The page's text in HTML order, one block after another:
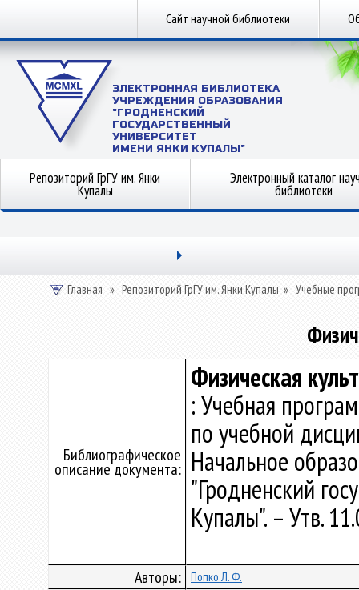
Сайт научной библиотеки
ЭЛЕКТРОННАЯ БИБЛИОТЕКА
УЧРЕЖДЕНИЯ ОБРАЗОВАНИЯ
"ГРОДНЕНСКИЙ
ГОСУДАРСТВЕННЫЙ
УНИВЕРСИТЕТ
ИМЕНИ ЯНКИ КУПАЛЫ"
Репозиторий ГрГУ им. Янки
Купалы
Электронный каталог
библиотеки
Главная » Репозиторий ГрГУ им. Янки Купалы » Учебные
Библиографическое
описание документа:
Физическая
: Учебная
по учебной
Начальное
"Гродненский
Купалы". – Утв.
Авторы: Попко Л. Ф.